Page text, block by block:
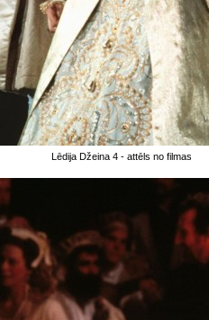
Lēdija Džeina 4 - attēls no filmas